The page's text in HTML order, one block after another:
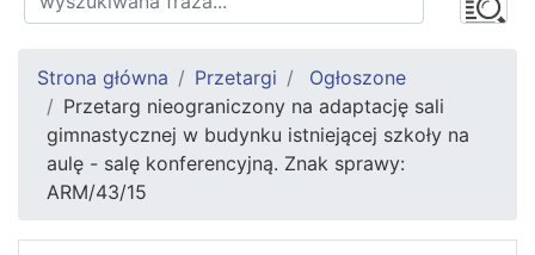
Strona główna Przetargi
Ogłoszone
Przetarg nieograniczony na adaptację sali
gimnastycznej w budynku istniejącej szkoły na
aulę - salę konferencyjną. Znak sprawy:
ARM/43/15